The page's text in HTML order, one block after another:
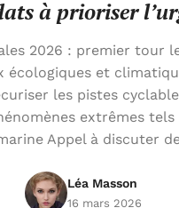
à prioriser
2026 : premier tour
écologiques et
les pistes
extrêmes
Appel à discuter
Léa Masson
16 mars 2026